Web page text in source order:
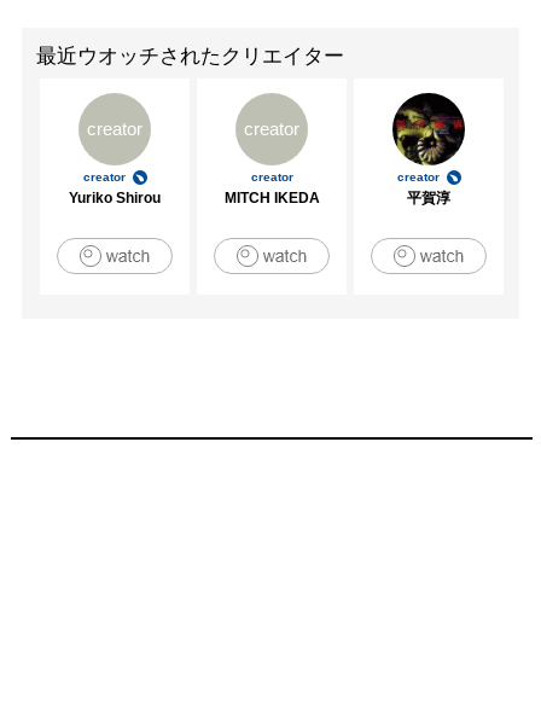
最近ウオッチされたクリエイター
creator
creator
Yuriko Shirou
creator
creator
MITCH IKEDA
creator
平賀淳